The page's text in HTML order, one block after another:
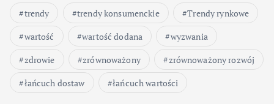
trendy
trendy konsumenckie
Trendy rynkowe
wartość
wartość dodana
wyzwania
zdrowie
zrównoważony
zrównoważony rozwój
łańcuch dostaw
łańcuch wartości